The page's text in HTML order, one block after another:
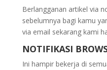
Berlangganan artikel via
sebelumnya bagi kamu
via email sekarang kami
NOTIFIKASI
Ini hampir bekerja di